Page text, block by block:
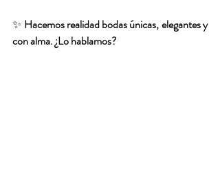
✨ Hacemos realidad bodas únicas, elegantes y
con alma. ¿Lo hablamos?